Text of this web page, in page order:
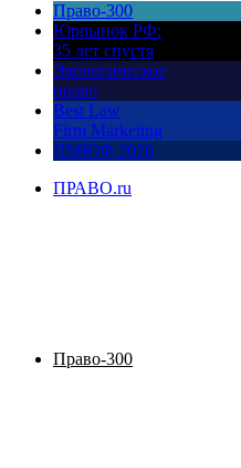
Право-300
Юррынок РФ:
35 лет спустя
Экологическое
право
Best Law
Firm Marketing
ПМЮФ 2026
ПРАВО.ru
Право-300